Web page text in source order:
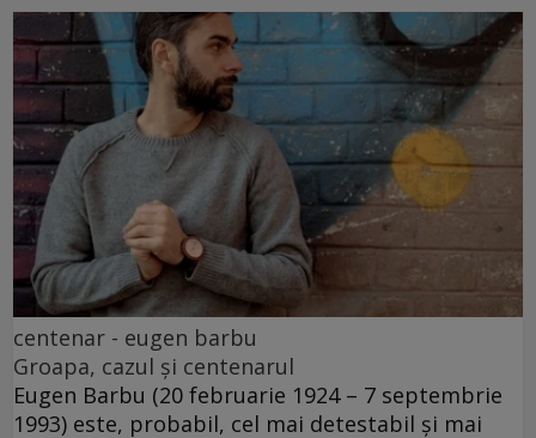
centenar - eugen barbu
Groapa, cazul și centenarul
Eugen Barbu (20 februarie 1924 – 7 septembrie
1993) este, probabil, cel mai detestabil și mai